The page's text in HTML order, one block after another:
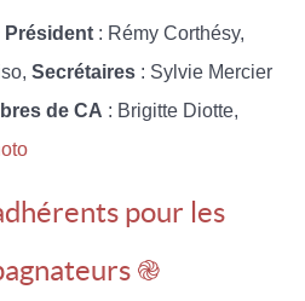
Président : Rémy Corthésy,
Secrétaires : Sylvie Mercier
de CA : Brigitte Diotte,
pour les
֎